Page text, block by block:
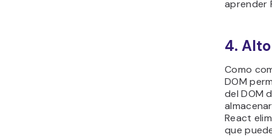
aprender
4.
Como
DOM
del DOM
React
que